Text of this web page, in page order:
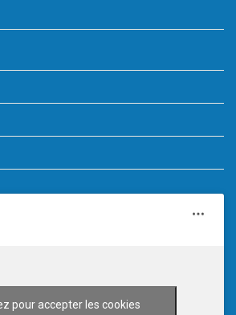
pour accepter les cookies